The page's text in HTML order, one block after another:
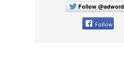
Follow
Follow